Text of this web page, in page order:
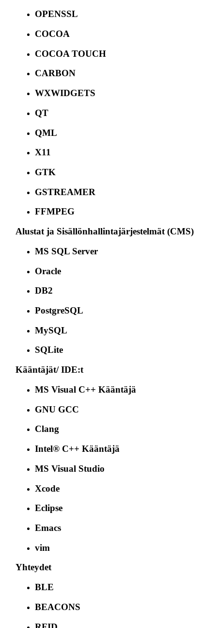
OPENSSL
COCOA
COCOA TOUCH
CARBON
WXWIDGETS
QT
QML
X11
GTK
GSTREAMER
FFMPEG
Alustat ja Sisällönhallintajärjestelmät (CMS)
MS SQL Server
Oracle
DB2
PostgreSQL
MySQL
SQLite
Kääntäjät/ IDE:t
MS Visual C++ Kääntäjä
GNU GCC
Clang
Intel® C++ Kääntäjä
MS Visual Studio
Xcode
Eclipse
Emacs
vim
Yhteydet
BLE
BEACONS